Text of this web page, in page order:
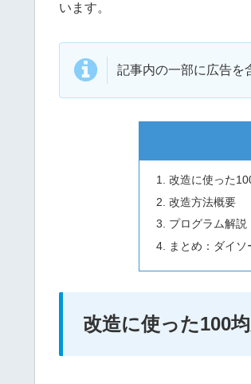
います。
記事内の一部に広告を
改造に使った
改造方法概要
プログラム解説
まとめ：ダイ
改造に使った100